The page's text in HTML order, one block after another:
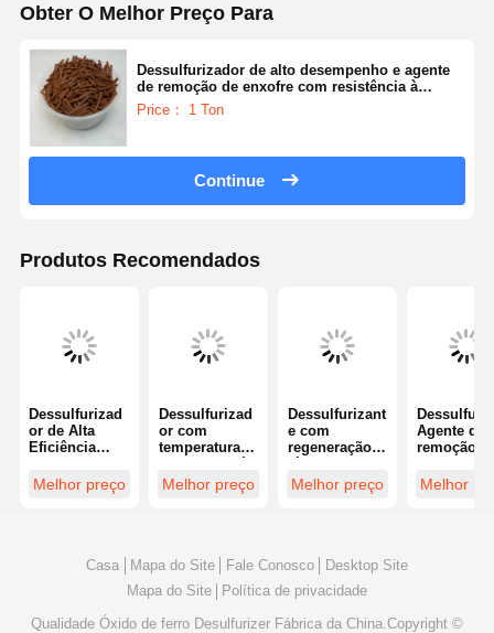
Obter O Melhor Preço Para
Dessulfurizador de alto desempenho e agente
de remoção de enxofre com resistência à
pressão ≤8,0 Mpa, densidade 0,6-0,9 G/cm3 e
pureza ≥95%
Price： 1 Ton
Continue
Produtos Recomendados
Dessulfurizad
or de Alta
Eficiência
de Enxofre de
Ambiente a
Melhor preço
Dessulfurizad
or com
temperatura
500°C e
eficiência de
controlo de
emissões
industriais
Melhor preço
Dessulfurizant
e com
regeneração
lavagem
química para
temperatura
funcionament
G/cm3
Melhor preço
Agente de
remoção
ambiente
Melhor
Casa Mapa do Site Fale Conosco
Desktop Site
Mapa do Site
Política de privacidade
Qualidade Óxido de ferro Desulfurizer Fábrica da China.Copyright ©